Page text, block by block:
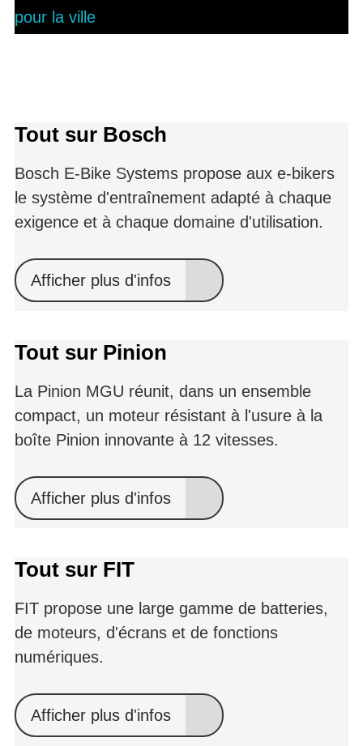
pour la ville
Tout sur Bosch
Bosch E-Bike Systems propose aux e-bikers
le système d'entraînement adapté à chaque
exigence et à chaque domaine d'utilisation.
Afficher plus d'infos
Tout sur Pinion
La Pinion MGU réunit, dans un ensemble
compact, un moteur résistant à l'usure à la
boîte Pinion innovante à 12 vitesses.
Afficher plus d'infos
Tout sur FIT
FIT propose une large gamme de batteries,
de moteurs, d'écrans et de fonctions
numériques.
Afficher plus d'infos